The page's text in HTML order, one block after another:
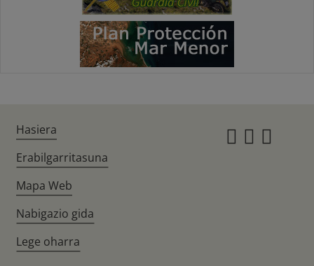
Hasiera
Erabilgarritasuna
Mapa Web
Nabigazio gida
Lege oharra